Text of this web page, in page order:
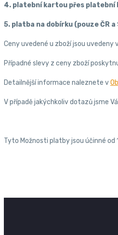
4. platební kartou přes platební
5. platba na dobírku (pouze ČR a
Ceny uvedené u zboží jsou uvedeny
Případné slevy z ceny zboží
Detailnější informace naleznete v
V případě jakýchkoliv dotazů jsme
Tyto Možnosti platby jsou účinné od